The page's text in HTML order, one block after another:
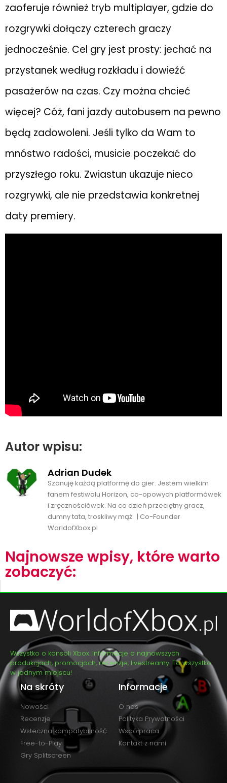
zaoferuje również tryb multiplayer, gdzie do
rozgrywki dołączy czterech graczy
jednocześnie. Cel gry jest prosty: jechać na
przystanek według rozkładu i dowieźć
pasażerów na czas. Czy można chcieć
więcej? Cóż, fani jazdy autobusem na pewno
będą zadowoleni. Jeśli tylko da Wam to
mnóstwo radości, musicie poczekać do
przyszłego roku. Zwiastun ukazuje nieco
rozgrywki, ale nie przedstawia konkretnej
daty premiery.
Autor wpisu:
Adrian Dudek
Szanuję każdą platformę do gier. Jestem wielkim
fanem festiwalu Horizon, co-opowych platformówek
i zręcznościówek. Na co dzień przeciętny gracz,
dumny tata, troskliwy mąż. | Co-Founder
WorldofXbox.pl
Najnowsze wpisy, które warto
zobaczyć:
Wszystko o konsoli Xbox. Informacje o najnowszych
produkcjach, promocjach, recenzje, livestreamy. To wszystko
w jednym miejscu!
Na skróty
Nowości
Recenzje
Wsteczna kompatybilność
Free-to-Play
Gry Splitscreen
Informacje
O nas
Polityka Prywatności
Współpraca
Kontakt z nami